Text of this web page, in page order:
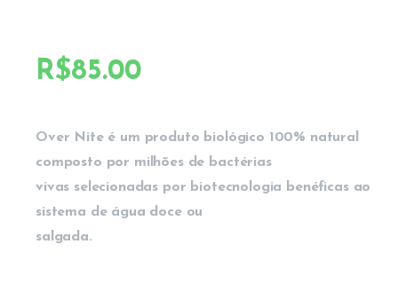
R$85.00
Over Nite é um produto biológico 100% natural
composto por milhões de bactérias
vivas selecionadas por biotecnologia benéficas ao
sistema de água doce ou
salgada.